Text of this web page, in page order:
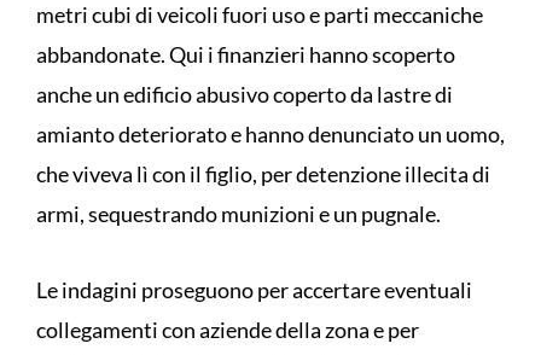
metri cubi di veicoli fuori uso e parti meccaniche
abbandonate. Qui i finanzieri hanno scoperto
anche un edificio abusivo coperto da lastre di
amianto deteriorato e hanno denunciato un uomo,
che viveva lì con il figlio, per detenzione illecita di
armi, sequestrando munizioni e un pugnale.
Le indagini proseguono per accertare eventuali
collegamenti con aziende della zona e per